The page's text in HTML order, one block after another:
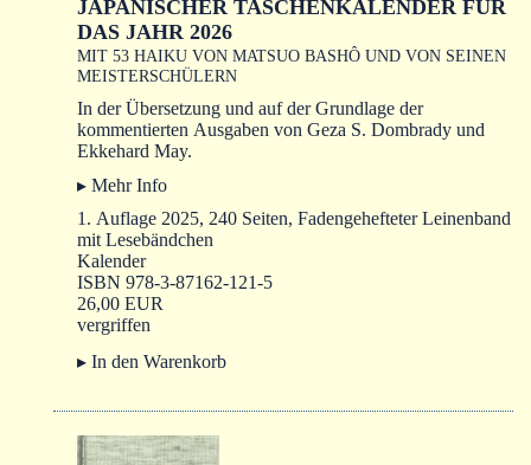
JAPANISCHER TASCHENKALENDER FÜR
DAS JAHR 2026
MIT 53 HAIKU VON MATSUO BASHÔ UND VON SEINEN
MEISTERSCHÜLERN
In der Übersetzung und auf der Grundlage der
kommentierten Ausgaben von Geza S. Dombrady und
Ekkehard May.
▸ Mehr Info
1. Auflage 2025, 240 Seiten, Fadengehefteter Leinenband
mit Lesebändchen
Kalender
ISBN 978-3-87162-121-5
26,00 EUR
vergriffen
▸ In den Warenkorb